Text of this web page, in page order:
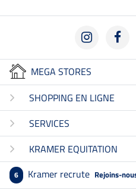
MEGA STORES
SHOPPING EN LIGNE
SERVICES
KRAMER EQUITATION
6 Kramer recrute Rejoins-